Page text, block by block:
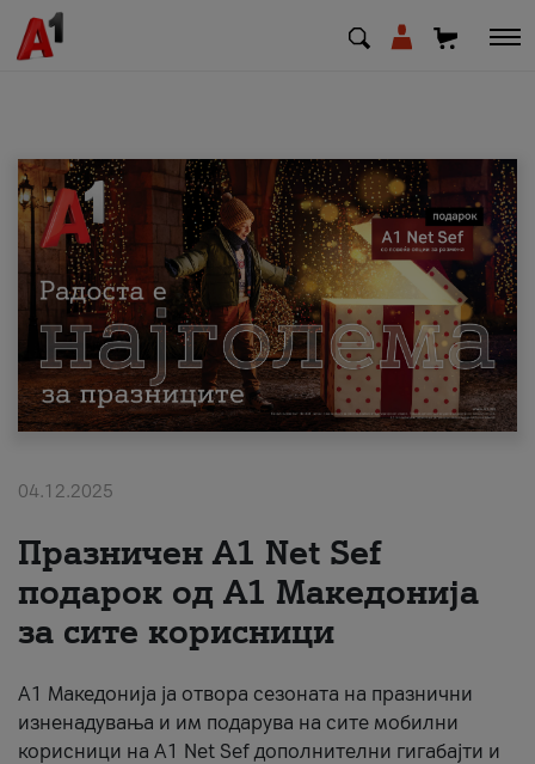
МК EN SQ
Приватни Деловни
Поддршка
Надополни кредит
За нас
#ПодобарОнлајн
04.12.2025
Празничен A1 Net Sеf
подарок од А1 Македонија
за сите корисници
А1 Македонија ја отвора сезоната на празнични
изненадувања и им подарува на сите мобилни
корисници на A1 Net Sef дополнителни гигабајти и